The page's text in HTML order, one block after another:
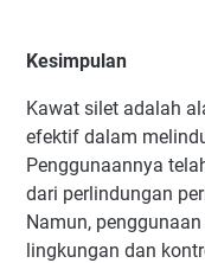
Kesimpulan
Kawat silet adalah
efektif dalam
Penggunaannya
dari perlindungan
Namun,
lingkungan dan